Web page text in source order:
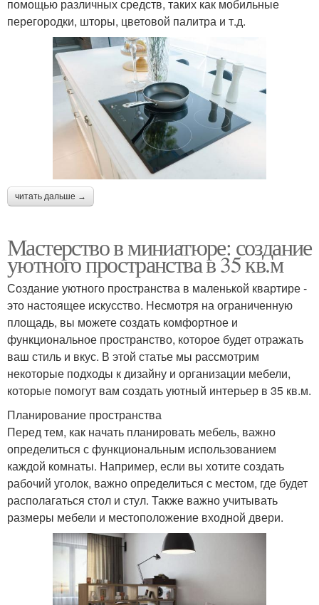
помощью различных средств, таких как мобильные
перегородки, шторы, цветовой палитра и т.д.
читать дальше →
Мастерство в миниатюре: создание
уютного пространства в 35 кв.м
Создание уютного пространства в маленькой квартире -
это настоящее искусство. Несмотря на ограниченную
площадь, вы можете создать комфортное и
функциональное пространство, которое будет отражать
ваш стиль и вкус. В этой статье мы рассмотрим
некоторые подходы к дизайну и организации мебели,
которые помогут вам создать уютный интерьер в 35 кв.м.
Планирование пространства
Перед тем, как начать планировать мебель, важно
определиться с функциональным использованием
каждой комнаты. Например, если вы хотите создать
рабочий уголок, важно определиться с местом, где будет
располагаться стол и стул. Также важно учитывать
размеры мебели и местоположение входной двери.